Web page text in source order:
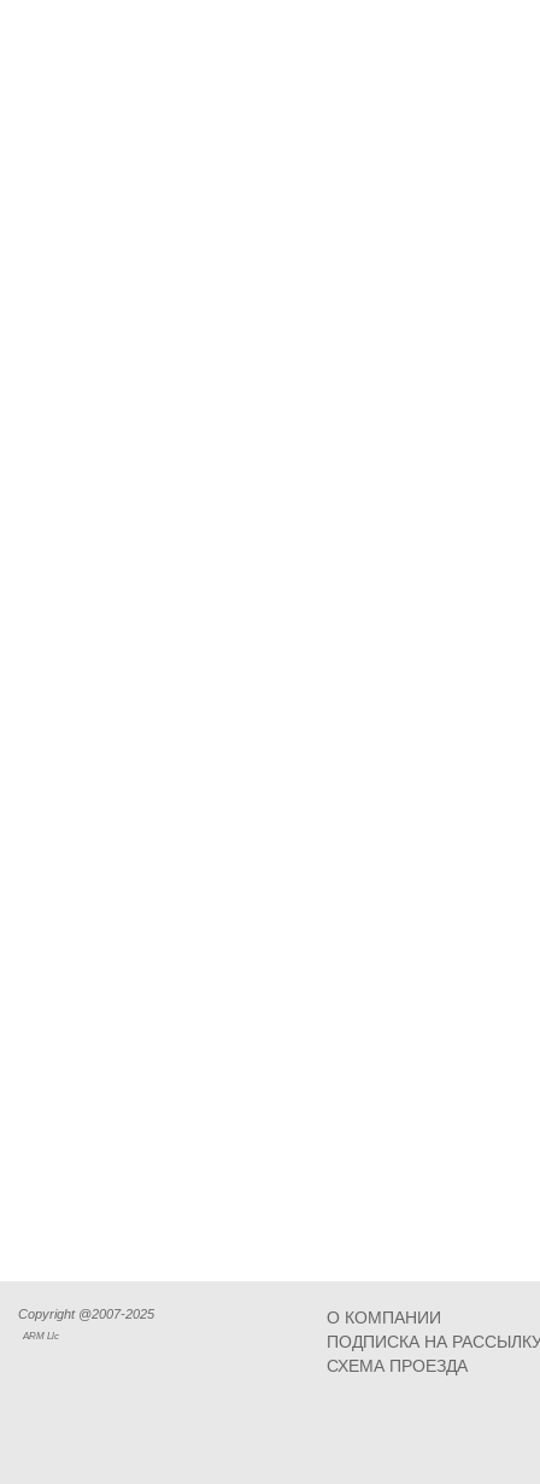
Copyright @2007-2025
ARM Llc
О КОМПАНИИ
ПОДПИСКА НА
СХЕМА ПРОЕЗДА